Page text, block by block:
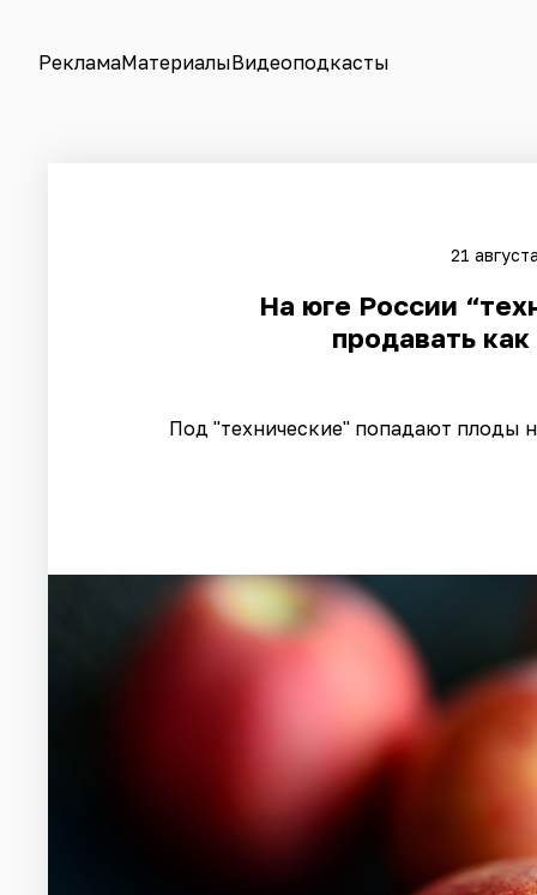
РекламаМатериалыВидеоподкасты
21
На юге России
продавать
Под "технические" попадают плоды